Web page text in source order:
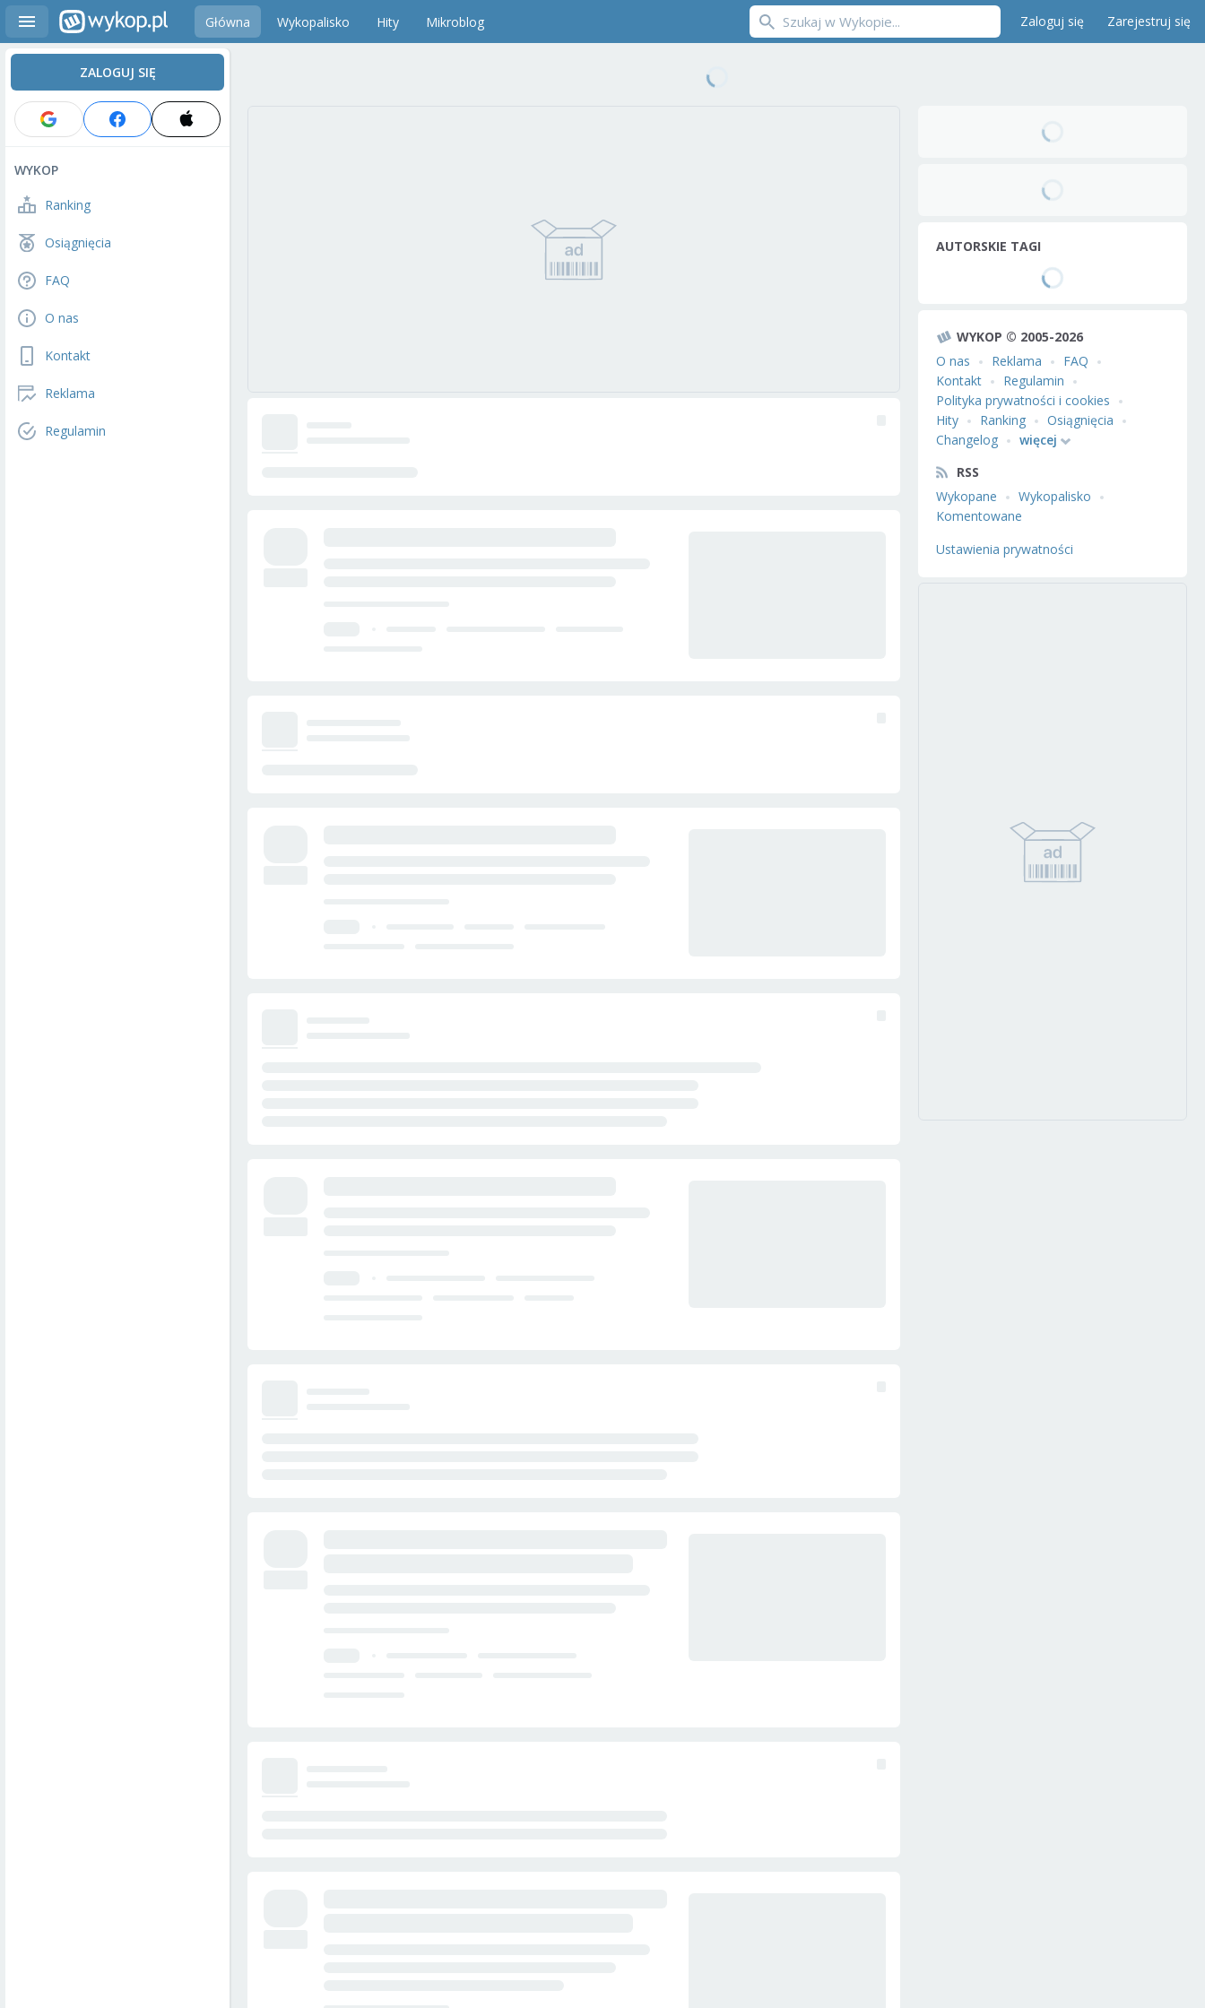
Główna Wykopalisko Hity Mikroblog Zaloguj się Zarejestruj się
ZALOGUJ SIĘ
WYKOP
Ranking
Osiągnięcia
FAQ
O nas
Kontakt
Reklama
Regulamin
AUTORSKIE TAGI
WYKOP © 2005-2026
O nas
Reklama
FAQ
Kontakt
Regulamin
Polityka prywatności i cookies
Hity
Ranking
Osiągnięcia
Changelog
więcej
RSS
Wykopane
Wykopalisko
Komentowane
Ustawienia prywatności